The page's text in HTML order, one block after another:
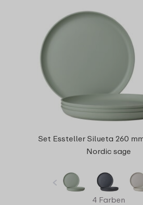
Set Essteller Silueta 260
Nordic sage
4 Farben